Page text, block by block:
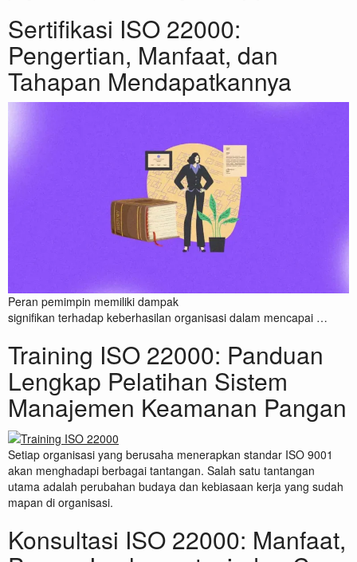
Sertifikasi ISO 22000:
Pengertian, Manfaat, dan
Tahapan Mendapatkannya
Peran pemimpin memiliki dampak
signifikan terhadap keberhasilan organisasi dalam mencapai …
Training ISO 22000: Panduan
Lengkap Pelatihan Sistem
Manajemen Keamanan Pangan
Setiap organisasi yang berusaha menerapkan standar ISO 9001
akan menghadapi berbagai tantangan. Salah satu tantangan
utama adalah perubahan budaya dan kebiasaan kerja yang sudah
mapan di organisasi.
Konsultasi ISO 22000: Manfaat,